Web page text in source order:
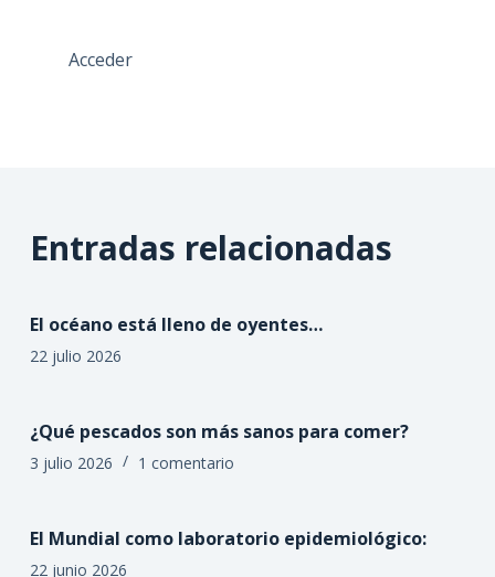
Acceder
Entradas relacionadas
El océano está lleno de oyentes…
22 julio 2026
¿Qué pescados son más sanos para comer?
3 julio 2026 1 comentario
El Mundial como laboratorio epidemiológico:
22 junio 2026